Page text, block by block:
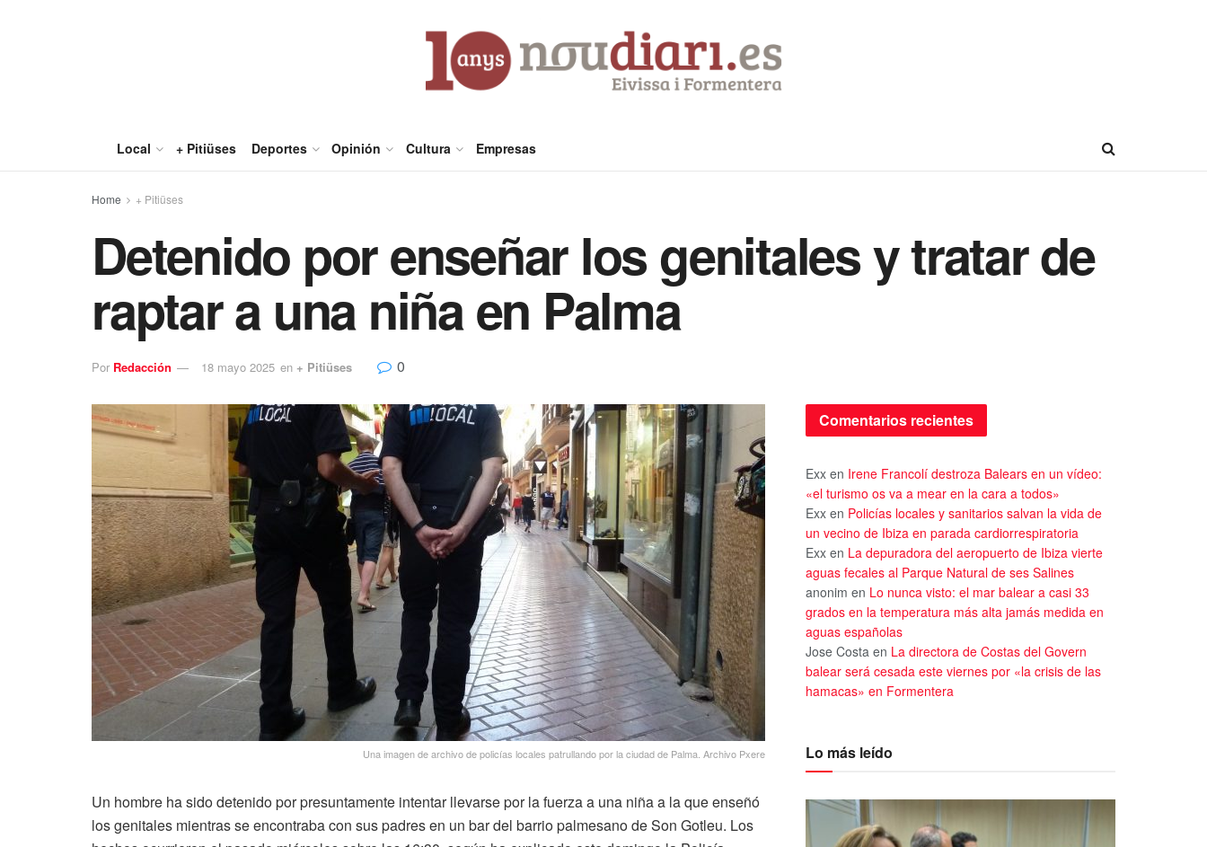
Local + Pitiüses Deportes Opinión Cultura Empresas
Home + Pitiüses
Detenido por enseñar los genitales y tratar de
raptar a una niña en Palma
Por Redacción 18 mayo 2025 en + Pitiüses 0
Una imagen de archivo de policías locales patrullando por la ciudad de Palma. Archivo Pxere
Un hombre ha sido detenido por presuntamente intentar llevarse por la fuerza a una niña a la que enseñó
los genitales mientras se encontraba con sus padres en un bar del barrio palmesano de Son Gotleu. Los
Comentarios recientes
Exx en Irene Francolí destroza Balears en un vídeo:
«el turismo os va a mear en la cara a todos»
Exx en Policías locales y sanitarios salvan la vida de
un vecino de Ibiza en parada cardiorrespiratoria
Exx en La depuradora del aeropuerto de Ibiza vierte
aguas fecales al Parque Natural de ses Salines
anonim en Lo nunca visto: el mar balear a casi 33
grados en la temperatura más alta jamás medida en
aguas españolas
Jose Costa en La directora de Costas del Govern
balear será cesada este viernes por «la crisis de las
hamacas» en Formentera
Lo más leído